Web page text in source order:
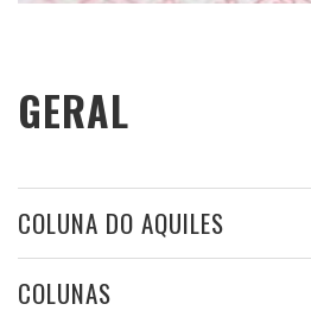
GERAL
COLUNA DO AQUILES
COLUNAS